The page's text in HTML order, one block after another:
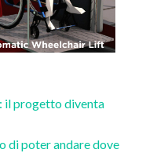
il progetto diventa
di poter andare dove